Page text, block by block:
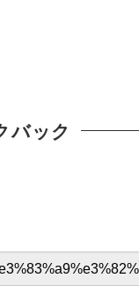
バック